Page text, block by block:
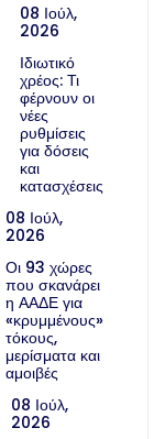
08 Ιούλ,
2026
Ιδιωτικό
χρέος: Τι
φέρνουν οι
νέες
ρυθμίσεις
για δόσεις
και
κατασχέσεις
08 Ιούλ,
2026
Οι 93 χώρες
που σκανάρει
η ΑΑΔΕ για
«κρυμμένους»
τόκους,
μερίσματα και
αμοιβές
08 Ιούλ,
2026